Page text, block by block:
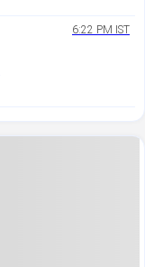
6:22 PM IST